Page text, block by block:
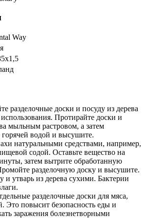
Way
разделочные доски и посуду из дерева
Протирайте доски и
мыльным растровом, а затем
горячей водой и высушите.
натуральными средствами, например,
содой. Оставьте вещество на
затем вытрите обработанную
разделочную доску и высушите.
и утварь из дерева сухими. Бактерии
разделочные доски для мяса,
Это повысит безопасность еды и
заражения болезнетворными